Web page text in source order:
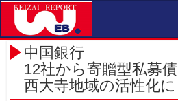
中国銀行
12社から寄贈型私募債
西大寺地域の活性化に